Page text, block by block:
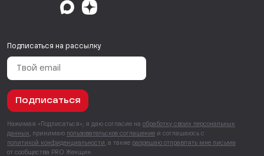
Подписаться на рассылку
Подписаться
Нажимая «Подписаться», я даю согласие на обработку своих персональных
данных , принимаю пользовательское соглашение и соглашаюсь с
политикой конфиденциальности , а также разрешаю отправлять мне письма
от сообщества PRO Женщин.